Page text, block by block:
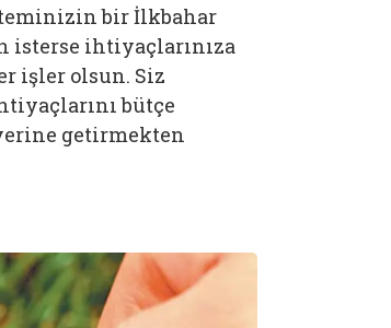
bir İlkbahar
isterse ihtiyaçlarınıza
işler olsun. Siz
bütçe
getirmekten